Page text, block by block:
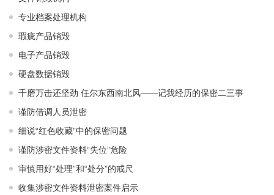
专业档案处理机构
瑕疵产品销毁
电子产品销毁
硬盘数据销毁
千磨万击还坚劲 任尔东西南北风——记我经历的保密二三事
谨防借调人员泄密
细说“红色收藏”中的保密问题
谨防涉密文件资料“失位”危险
审慎用好“处理”和“处分”的戒尺
收集涉密文件资料泄密案件启示